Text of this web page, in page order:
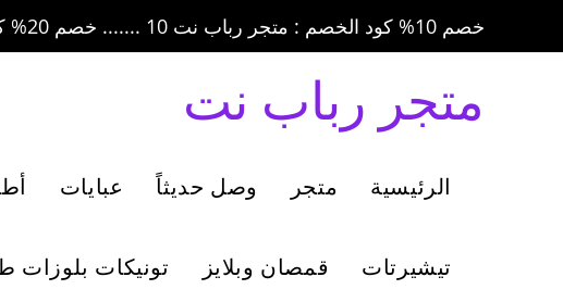
خصم 10% كود الخصم : متجر رباب نت 10 ....... خصم 20% كود الخصم : متجر رباب نت 20
متجر رباب نت
الرئيسية متجر وصل حديثاً عبايات
تيشيرتات قمصان وبلايز تونيكات بلوزات